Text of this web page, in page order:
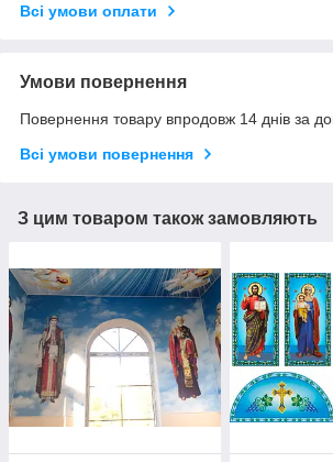
Всі умови оплати
Умови повернення
Повернення товару впродовж 14 днів за
Всі умови повернення
З цим товаром також замовляють